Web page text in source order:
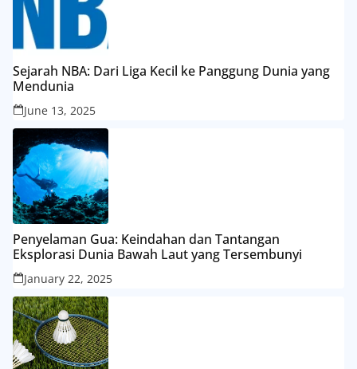
Sejarah NBA: Dari Liga Kecil ke Panggung Dunia yang
Mendunia
June 13, 2025
Penyelaman Gua: Keindahan dan Tantangan
Eksplorasi Dunia Bawah Laut yang Tersembunyi
January 22, 2025